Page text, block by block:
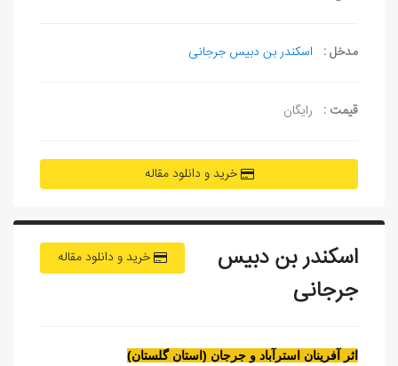
مدخل : اسکندر بن دبیس جرجانی
قیمت : رایگان
خرید و دانلود مقاله
خرید و دانلود مقاله
اسکندر بن دبیس
جرجانی
اثر آفرينان استرآباد و جرجان (استان گلستان)